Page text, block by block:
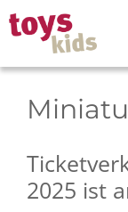
Zum
Inhalt
springen
2025 ist